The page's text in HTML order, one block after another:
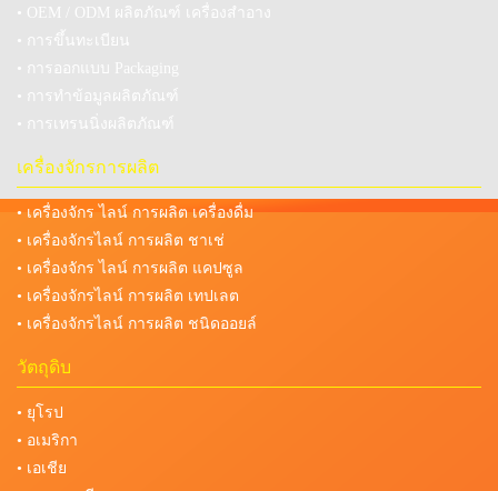
• OEM / ODM ผลิตภัณฑ์ เครื่องสำอาง
• การขึ้นทะเบียน
• การออกแบบ Packaging
• การทำข้อมูลผลิตภัณฑ์
• การเทรนนิ่งผลิตภัณฑ์
เครื่องจักรการผลิต
• เครื่องจักร ไลน์ การผลิต เครื่องดื่ม
• เครื่องจักรไลน์ การผลิต ชาเช่
• เครื่องจักร ไลน์ การผลิต แคปซูล
• เครื่องจักรไลน์ การผลิต เทปเลต
• เครื่องจักรไลน์ การผลิต ชนิดออยล์
วัตถุดิบ
• ยุโรป
• อเมริกา
• เอเชีย